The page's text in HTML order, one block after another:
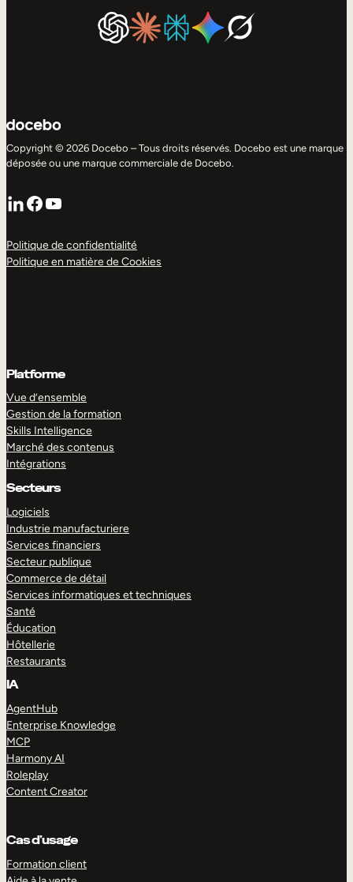
Copyright © 2026 Docebo – Tous droits réservés. Docebo est une marque
déposée ou une marque commerciale de Docebo.
LinkedIn
Facebook
YouTube
Politique de confidentialité
Politique en matière de Cookies
Platforme
Vue d’ensemble
Gestion de la formation
Skills Intelligence
Marché des contenus
Intégrations
Secteurs
Logiciels
Industrie manufacturiere
Services financiers
Secteur publique
Commerce de détail
Services informatiques et techniques
Santé
Éducation
Hôtellerie
Restaurants
IA
AgentHub
Enterprise Knowledge
MCP
Harmony AI
Roleplay
Content Creator
Cas d’usage
Formation client